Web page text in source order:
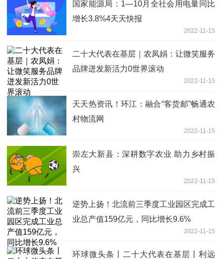
国家能源局：1—10月全社会用电量同比
增长3.8%4天天快报
2022-11-15
二十大代表在基层｜农凤娟：让微笑服务
品牌迸发新活力0世界滚动
2022-11-15
天天热资讯！环江：融合“客货邮”畅通农
村物流网
2022-11-15
崇左大新县：深耕数字农业 助力乡村振
兴
2022-11-15
逆势上扬！北流前三季度工业园区完成工
业总产值159亿元，同比增长9.6%
2022-11-15
环球微头条丨二十大代表在基层丨利远